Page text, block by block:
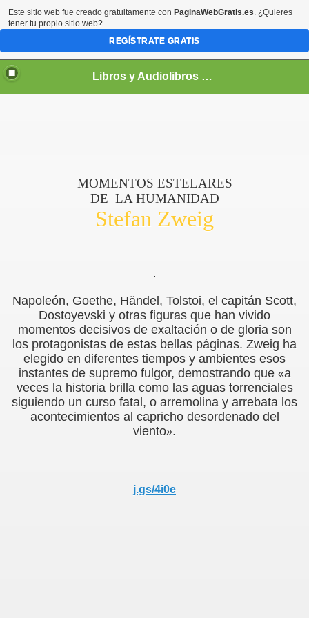
Libros y Audiolibros Para emprendedores
MOMENTOS ESTELARES
DE LA HUMANIDAD
Stefan Zweig
Napoleón, Goethe, Händel, Tolstoi, el capitán Scott,
Dostoyevski y otras figuras que han vivido
momentos decisivos de exaltación o de gloria son
los protagonistas de estas bellas páginas. Zweig ha
elegido en diferentes tiempos y ambientes esos
instantes de supremo fulgor, demostrando que «a
veces la historia brilla como las aguas torrenciales
siguiendo un curso fatal, o arremolina y arrebata los
acontecimientos al capricho desordenado del
viento».
j.gs/4i0e
Este sitio web fue creado gratuitamente con PaginaWebGratis.es. ¿Quieres
tener tu propio sitio web?
REGÍSTRATE GRATIS